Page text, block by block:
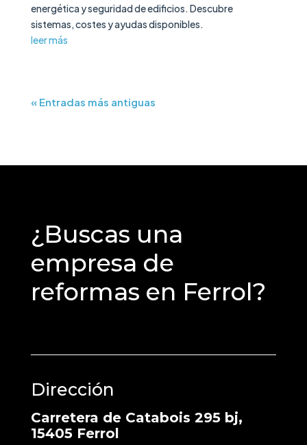
energética y seguridad de edificios. Descubre
sistemas, costes y ayudas disponibles.
leer más
« Entradas más antiguas
¿Buscas una
empresa de
reformas en Ferrol?
Dirección
Carretera de Catabois 295 bj,
15405 Ferrol